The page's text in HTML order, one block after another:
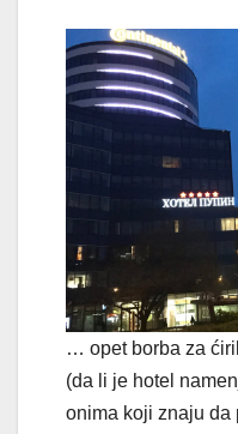
… opet borba za
(da li je hotel
onima koji znaju da